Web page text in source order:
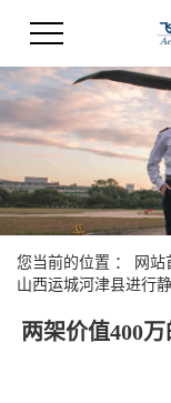
您当前的位置 ： 网站
山西运城河津县进行
两架价值400